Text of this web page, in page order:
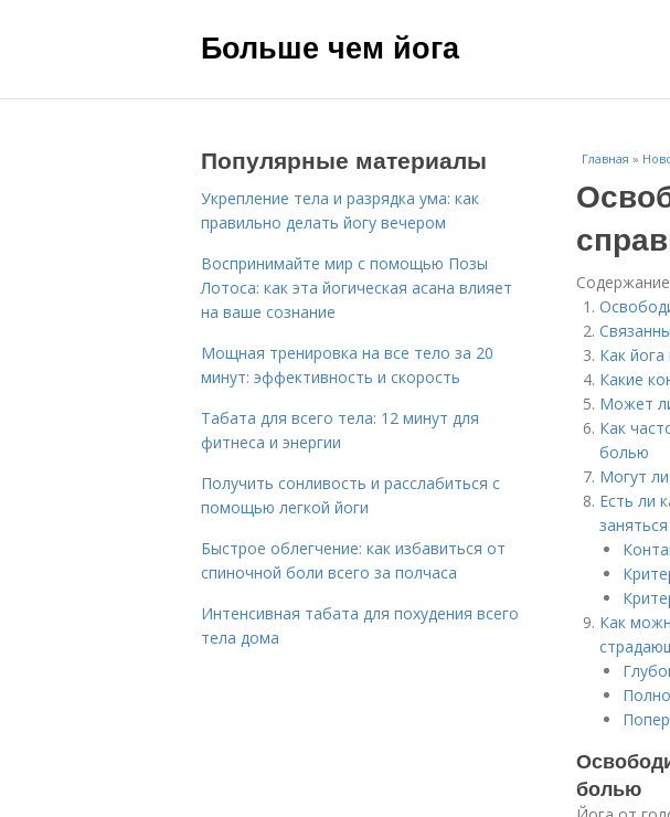
Больше чем йога
Главная »
Содержание
Как
Какие
Может
Как
болью
Могут
Есть ли
Как
болью
Популярные материалы
Укрепление тела и разрядка ума: как
правильно делать йогу вечером
Воспринимайте мир с помощью Позы
Лотоса: как эта йогическая асана влияет
на ваше сознание
Мощная тренировка на все тело за 20
минут: эффективность и скорость
Табата для всего тела: 12 минут для
фитнеса и энергии
Получить сонливость и расслабиться с
помощью легкой йоги
Быстрое облегчение: как избавиться от
спиночной боли всего за полчаса
Интенсивная табата для похудения всего
тела дома